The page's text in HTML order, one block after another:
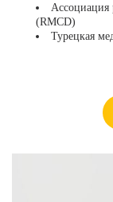
Ассоциация
(RMCD)
Турецкая